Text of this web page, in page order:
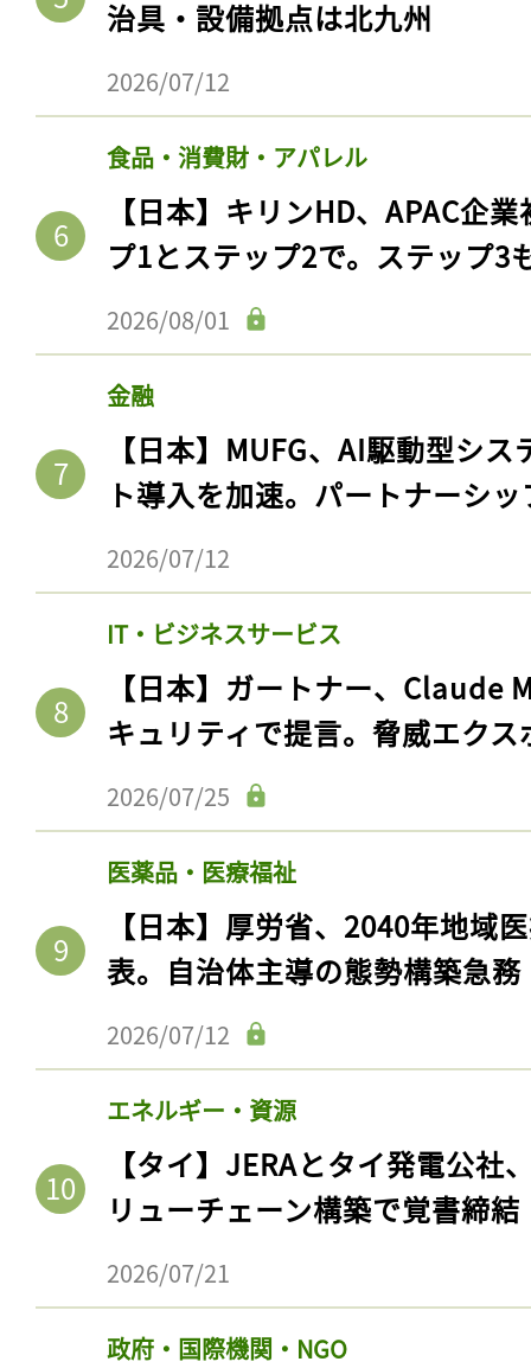
治具・設備拠点は北九州
2026/07/12
食品・消費財・アパレル
【日本】キリンHD、APAC企
プ1とステップ2で。ステップ3
2026/08/01
金融
【日本】MUFG、AI駆動型シ
ト導入を加速。パートナーシ
2026/07/12
IT・ビジネスサービス
【日本】ガートナー、Claude
キュリティで提言。脅威エク
2026/07/25
医薬品・医療福祉
【日本】厚労省、2040年地域
表。自治体主導の態勢構築急務
2026/07/12
エネルギー・資源
【タイ】JERAとタイ発電公社
リューチェーン構築で覚書締結
2026/07/21
政府・国際機関・NGO